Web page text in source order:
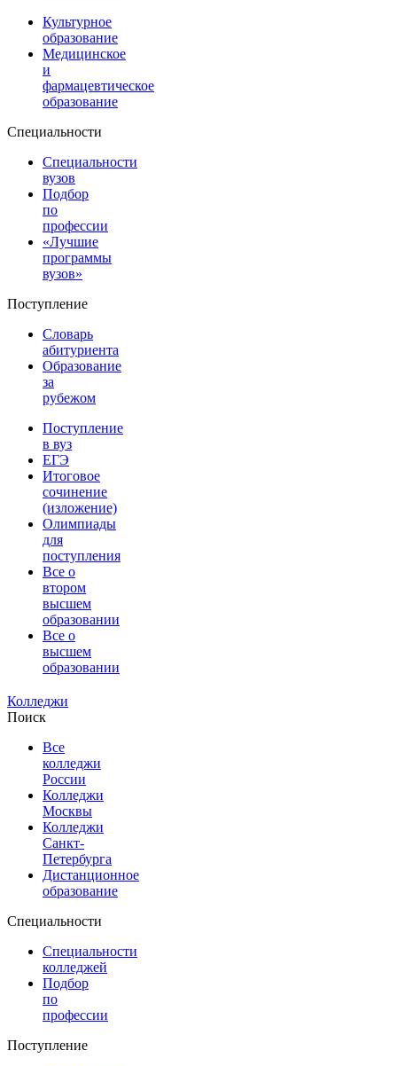
Культурное
образование
Медицинское
и
фармацевтическое
образование
Специальности
Специальности
вузов
Подбор
по
профессии
«Лучшие
программы
вузов»
Поступление
Словарь
абитуриента
Образование
за
рубежом
Поступление
в вуз
ЕГЭ
Итоговое
сочинение
(изложение)
Олимпиады
для
поступления
Все о
втором
высшем
образовании
Все о
высшем
образовании
Колледжи
Поиск
Все
колледжи
России
Колледжи
Москвы
Колледжи
Санкт-
Петербурга
Дистанционное
образование
Специальности
Специальности
колледжей
Подбор
по
профессии
Поступление